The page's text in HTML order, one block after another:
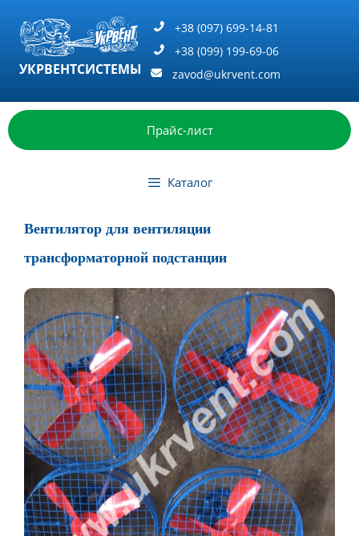
содержимому
УКРВЕНТСИСТЕМЫ
+38 (097) 699-14-81
+38 (099) 199-69-06
zavod@ukrvent.com
Прайс-лист
Каталог
Вентилятор для вентиляции
трансформаторной подстанции